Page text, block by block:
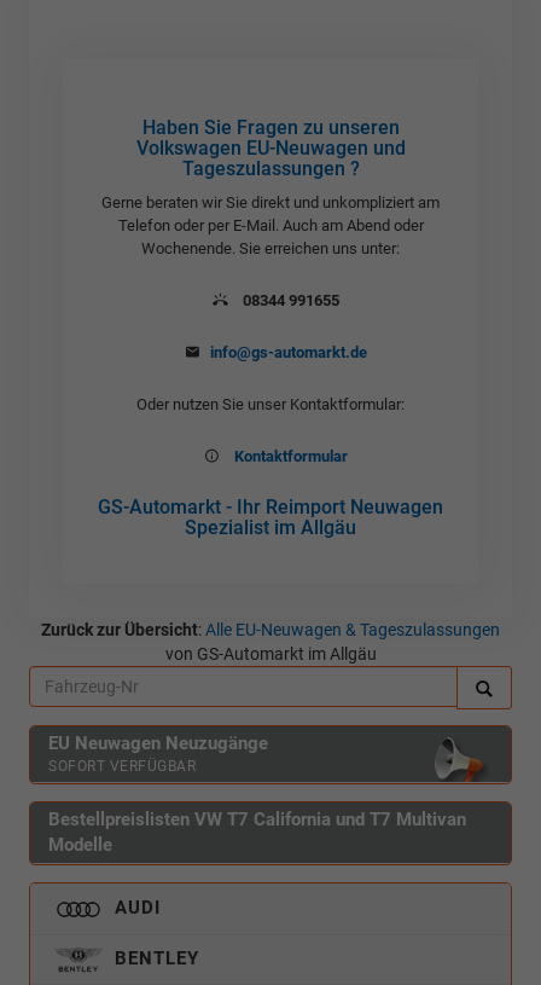
Haben Sie Fragen zu unseren
Volkswagen EU-Neuwagen und
Tageszulassungen ?
Gerne beraten wir Sie direkt und unkompliziert am
Telefon oder per E-Mail. Auch am Abend oder
Wochenende. Sie erreichen uns unter:
08344 991655
info@gs-automarkt.de
Oder nutzen Sie unser Kontaktformular:
Kontaktformular
GS-Automarkt - Ihr Reimport Neuwagen
Spezialist im Allgäu
Zurück zur Übersicht:Alle EU-Neuwagen & Tageszulassungen
von GS-Automarkt im Allgäu
EU Neuwagen Neuzugänge
SOFORT VERFÜGBAR
Bestellpreislisten VW T7 California und T7 Multivan
Modelle
AUDI
BENTLEY